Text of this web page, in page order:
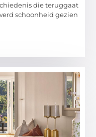
die teruggaat
schoonheid gezien